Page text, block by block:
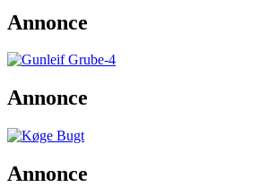
Annonce
Annonce
Annonce